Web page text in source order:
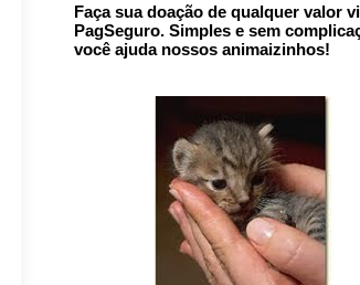
Faça sua doação de qualquer valor
PagSeguro. Simples e sem
você ajuda nossos animaizinhos!